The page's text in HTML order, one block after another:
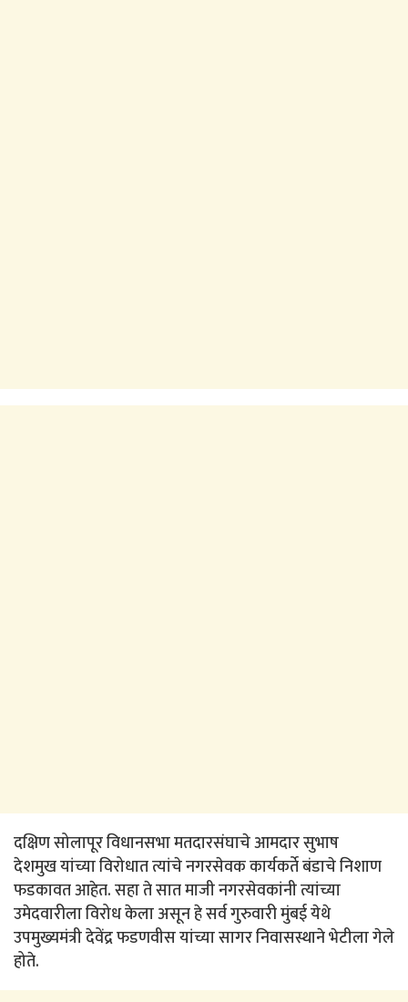
दक्षिण सोलापूर विधानसभा मतदारसंघाचे आमदार सुभाष
देशमुख यांच्या विरोधात त्यांचे नगरसेवक कार्यकर्ते बंडाचे निशाण
फडकावत आहेत. सहा ते सात माजी नगरसेवकांनी त्यांच्या
उमेदवारीला विरोध केला असून हे सर्व गुरुवारी मुंबई येथे
उपमुख्यमंत्री देवेंद्र फडणवीस यांच्या सागर निवासस्थाने भेटीला गेले
होते.